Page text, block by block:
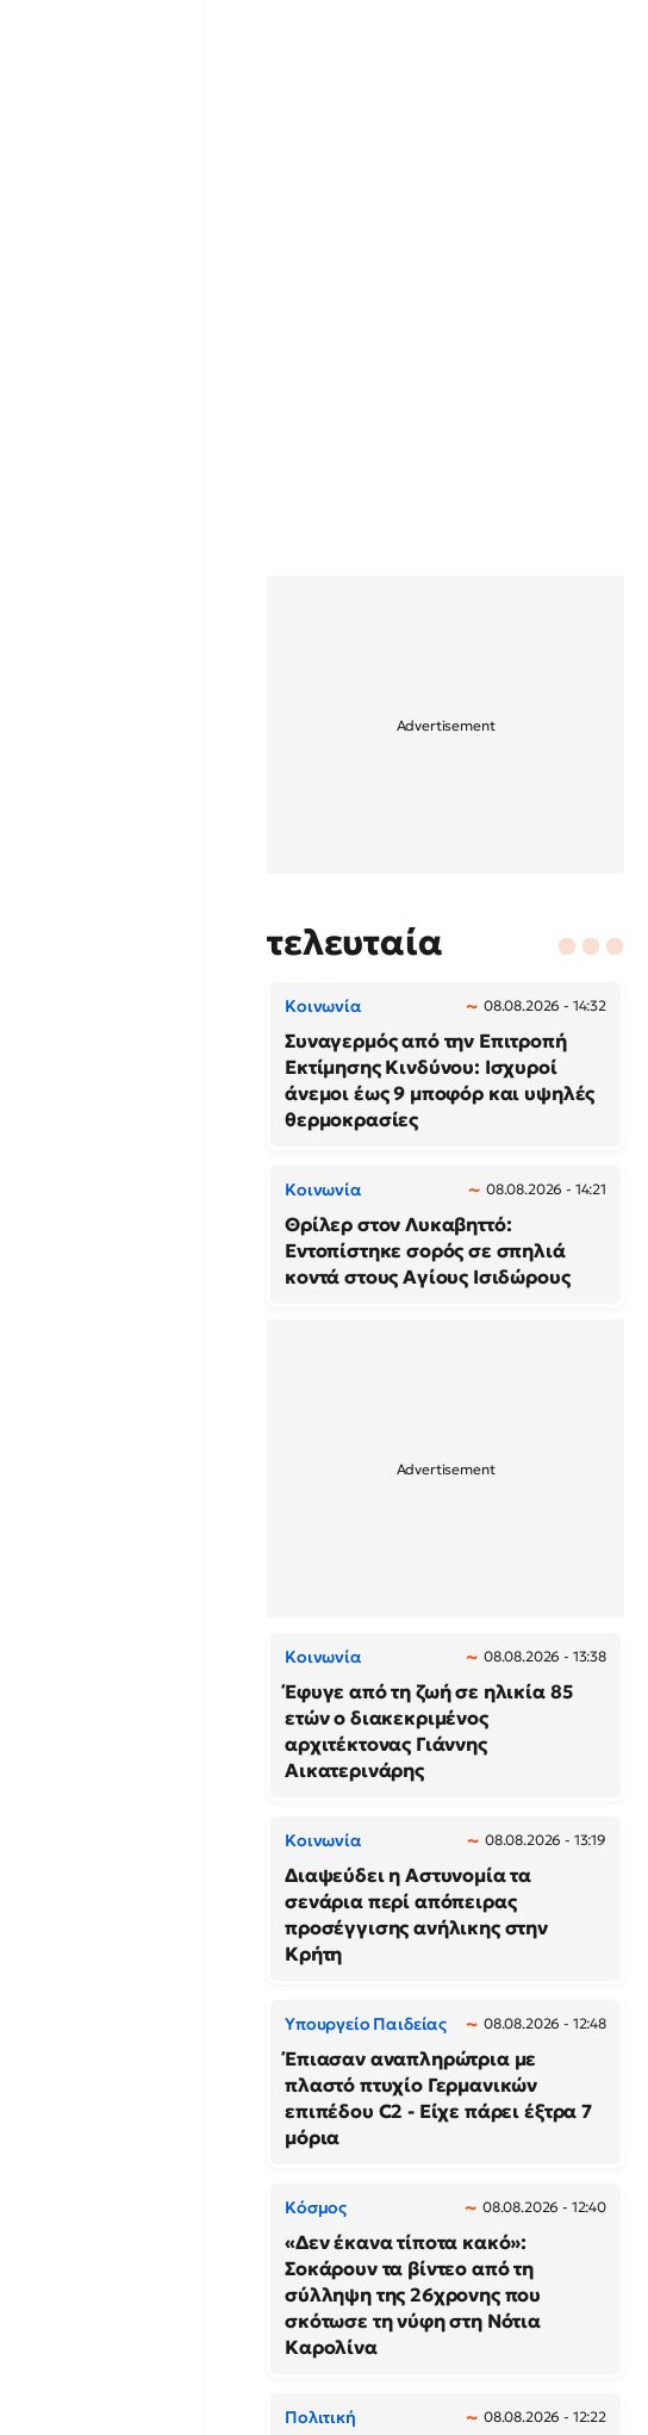
τελευταία
Κοινωνία 08.08.2026 - 14:32
Συναγερμός από την Επιτροπή
Εκτίμησης Κινδύνου: Ισχυροί
άνεμοι έως 9 μποφόρ και υψηλές
θερμοκρασίες
Κοινωνία 08.08.2026 - 14:21
Θρίλερ στον Λυκαβηττό:
Εντοπίστηκε σορός σε σπηλιά
κοντά στους Αγίους Ισιδώρους
Κοινωνία 08.08.2026 - 13:38
Έφυγε από τη ζωή σε ηλικία 85
ετών ο διακεκριμένος
αρχιτέκτονας Γιάννης
Αικατερινάρης
Κοινωνία 08.08.2026 - 13:19
Διαψεύδει η Αστυνομία τα
σενάρια περί απόπειρας
προσέγγισης ανήλικης στην
Κρήτη
Υπουργείο Παιδείας 08.08.2026 - 12:48
Έπιασαν αναπληρώτρια με
πλαστό πτυχίο Γερμανικών
επιπέδου C2 - Είχε πάρει έξτρα 7
μόρια
Κόσμος 08.08.2026 - 12:40
«Δεν έκανα τίποτα κακό»:
Σοκάρουν τα βίντεο από τη
σύλληψη της 26χρονης που
σκότωσε τη νύφη στη Νότια
Καρολίνα
Πολιτική 08.08.2026 - 12:22